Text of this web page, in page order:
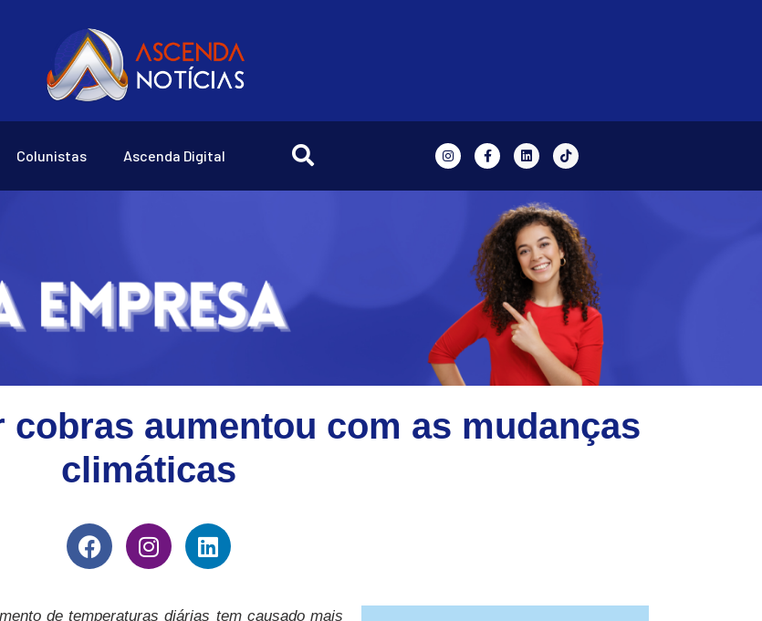
Colunistas Ascenda Digital
cobras aumentou com as mudanças
climáticas
de temperaturas diárias tem causado mais